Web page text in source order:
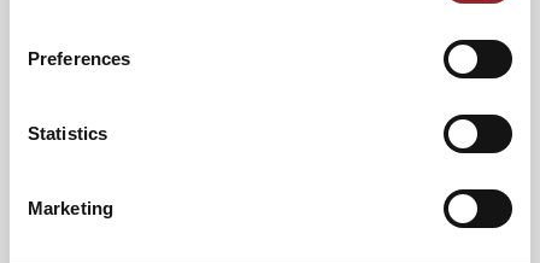
Preferences
Statistics
Marketing
LÖSUNGSORIENTIERTES FÜHREN
IN SCHWIERGIEN ZEITEN